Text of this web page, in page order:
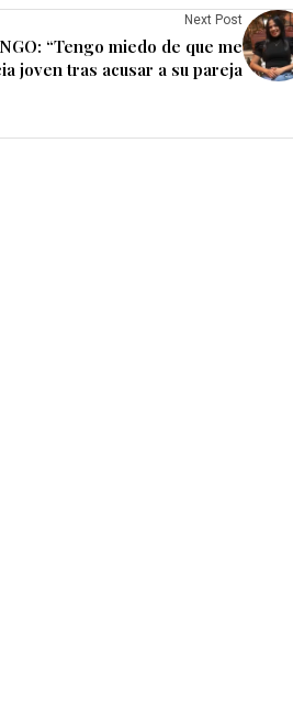
Next Post
“Tengo miedo de que me
joven tras acusar a su pareja